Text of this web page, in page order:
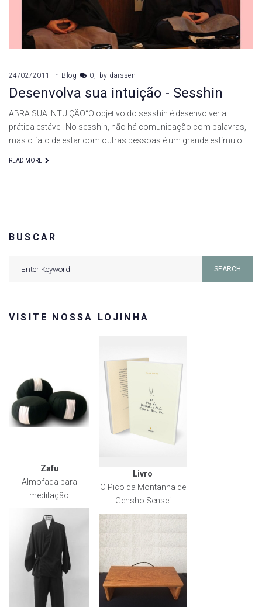
24/02/2011 in Blog 0 by daissen
Desenvolva sua intuição - Sesshin
ABRA SUA INTUIÇÃO“O objetivo do sesshin é desenvolver a
prática estável. No sesshin, não há comunicação com palavras,
mas o fato de estar com outras pessoas é um grande estímulo.…
READ MORE
BUSCAR
SEARCH
VISITE NOSSA LOJINHA
Zafu
Almofada para
meditação
Livro
O Pico da Montanha de
Gensho Sensei